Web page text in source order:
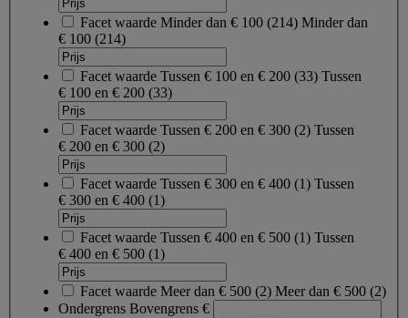
Facet waarde Minder dan € 100 (214) Minder dan
€ 100 (214)
Facet waarde Tussen € 100 en € 200 (33) Tussen
€ 100 en € 200 (33)
Facet waarde Tussen € 200 en € 300 (2) Tussen
€ 200 en € 300 (2)
Facet waarde Tussen € 300 en € 400 (1) Tussen
€ 300 en € 400 (1)
Facet waarde Tussen € 400 en € 500 (1) Tussen
€ 400 en € 500 (1)
Facet waarde Meer dan € 500 (2) Meer dan € 500 (2)
Ondergrens Bovengrens €